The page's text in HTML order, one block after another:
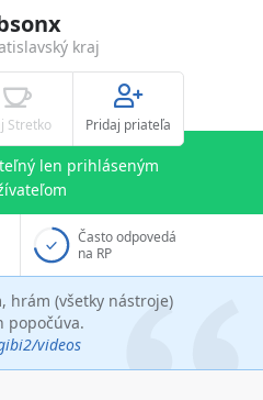
kraj
Stretko Pridaj priateľa
len prihláseným
Často odpovedá
na RP
hrám (všetky nástroje)
popočúva.
videos